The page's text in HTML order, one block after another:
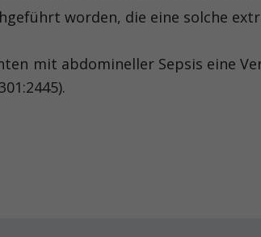
worden, die eine solche
mit abdomineller Sepsis eine